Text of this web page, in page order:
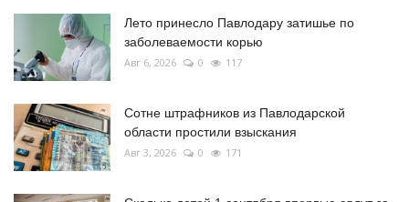
Лето принесло Павлодару затишье по
заболеваемости корью
Авг 6, 2026 0 117
Сотне штрафников из Павлодарской
области простили взыскания
Авг 3, 2026 0 171